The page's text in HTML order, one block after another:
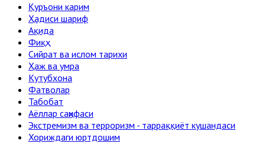
Қуръони карим
Ҳадиси шариф
Ақида
Фиқҳ
Сийрат ва ислом тарихи
Ҳаж ва умра
Кутубхона
Фатволар
Табобат
Аёллар саҳифаси
Экстремизм ва терроризм - тарраққиёт кушандаси
Хориждаги юртдошим